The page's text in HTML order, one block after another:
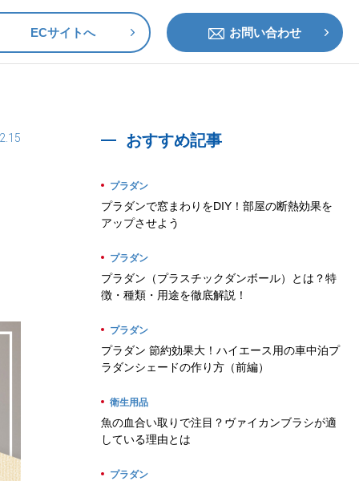
ECサイトへ お問い合わせ
おすすめ記事
プラダン
プラダンで窓まわりをDIY！部屋の断熱効果を
アップさせよう
プラダン
プラダン（プラスチックダンボール）とは？特
徴・種類・用途を徹底解説！
プラダン
プラダン 節約効果大！ハイエース用の車中泊プ
ラダンシェードの作り方（前編）
衛生用品
魚の血合い取りで注目？ヴァイカンブラシが適
している理由とは
プラダン